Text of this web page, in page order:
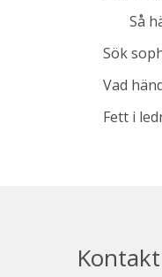
Så
Sök
Vad
Fett i
Kontakt